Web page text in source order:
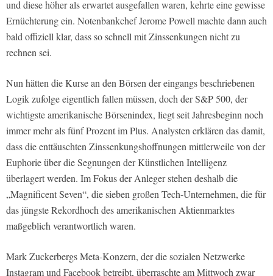
und diese höher als erwartet ausgefallen waren, kehrte eine gewisse
Ernüchterung ein. Notenbankchef Jerome Powell machte dann auch
bald offiziell klar, dass so schnell mit Zinssenkungen nicht zu
rechnen sei.
Nun hätten die Kurse an den Börsen der eingangs beschriebenen
Logik zufolge eigentlich fallen müssen, doch der S&P 500, der
wichtigste amerikanische Börsenindex, liegt seit Jahresbeginn noch
immer mehr als fünf Prozent im Plus. Analysten erklären das damit,
dass die enttäuschten Zinssenkungshoffnungen mittlerweile von der
Euphorie über die Segnungen der Künstlichen Intelligenz
überlagert werden. Im Fokus der Anleger stehen deshalb die
„Magnificent Seven“, die sieben großen Tech-Unternehmen, die für
das jüngste Rekordhoch des amerikanischen Aktienmarktes
maßgeblich verantwortlich waren.
Mark Zuckerbergs Meta-Konzern, der die sozialen Netzwerke
Instagram und Facebook betreibt, überraschte am Mittwoch zwar